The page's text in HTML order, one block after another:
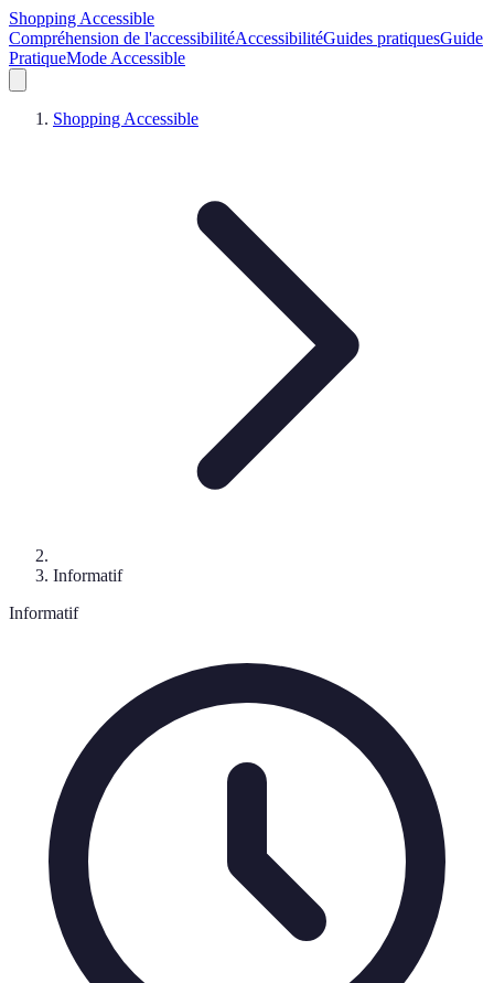
Shopping Accessible
Compréhension de l'accessibilitéAccessibilitéGuides pratiquesGuide
PratiqueMode Accessible
Shopping Accessible
Informatif
Informatif